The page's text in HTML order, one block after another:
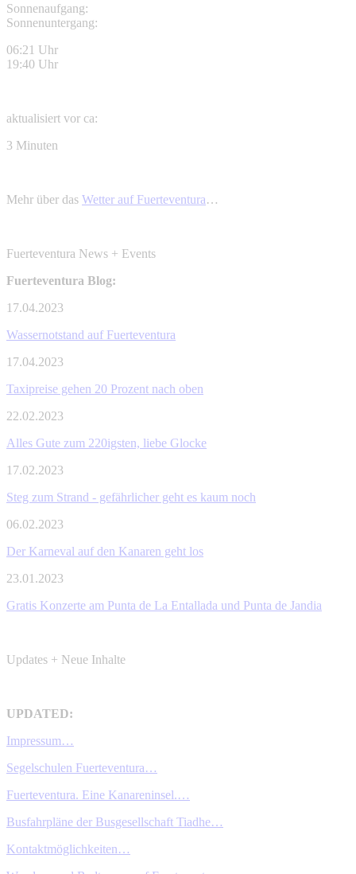
Sonnenaufgang:
Sonnenuntergang:
06:21 Uhr
19:40 Uhr
aktualisiert vor ca:
3 Minuten
Mehr über das Wetter auf Fuerteventura…
Fuerteventura News + Events
Fuerteventura Blog:
17.04.2023
Wassernotstand auf Fuerteventura
17.04.2023
Taxipreise gehen 20 Prozent nach oben
22.02.2023
Alles Gute zum 220igsten, liebe Glocke
17.02.2023
Steg zum Strand - gefährlicher geht es kaum noch
06.02.2023
Der Karneval auf den Kanaren geht los
23.01.2023
Gratis Konzerte am Punta de La Entallada und Punta de Jandia
Updates + Neue Inhalte
UPDATED:
Impressum…
Segelschulen Fuerteventura…
Fuerteventura. Eine Kanareninsel.…
Busfahrpläne der Busgesellschaft Tiadhe…
Kontaktmöglichkeiten…